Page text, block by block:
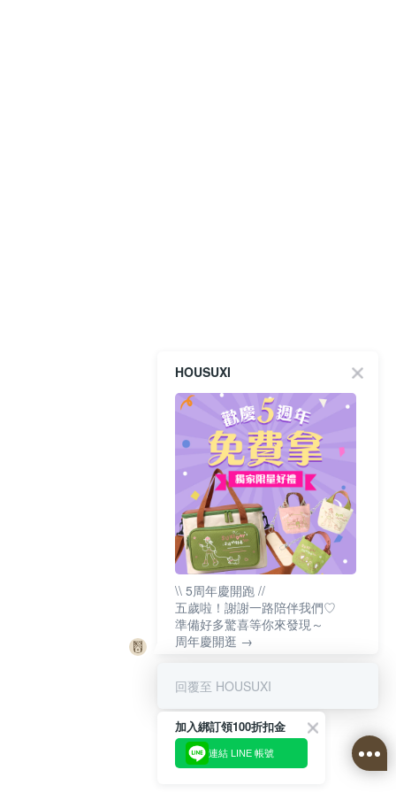
HOUSUXI
\\ 5周年慶開跑 //
五歲啦！謝謝一路陪伴我們♡
準備好多驚喜等你來發現～
周年慶開逛 →
回覆至 HOUSUXI
加入綁訂領100折扣金
連結 LINE 帳號